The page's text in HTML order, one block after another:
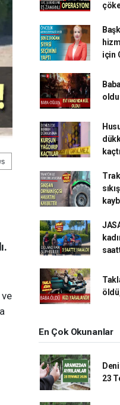
ve
için
oldu
En Çok Okunanlar
23